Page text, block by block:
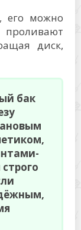
его можно
диск,
бак